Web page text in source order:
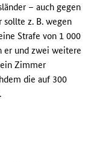
– auch gegen
sollte z. B. wegen
Strafe von 1 000
er und zwei weitere
Zimmer
die auf 300